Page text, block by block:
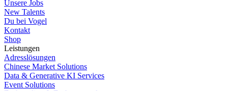
Unsere Jobs
New Talents
Du bei Vogel
Kontakt
Shop
Leistungen
Adresslösungen
Chinese Market Solutions
Data & Generative KI Services
Event Solutions